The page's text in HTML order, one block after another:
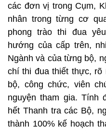
các đơn vị trong Cụm,
nhân trong từng cơ
phong trào thi đua
hướng của cấp trên,
Ngành và của từng bộ,
chí thi đua thiết thực, rõ
bộ, công chức, viên
nguyện tham gia. Tính
hết Thanh tra các Bộ,
thành 100% kế hoạch